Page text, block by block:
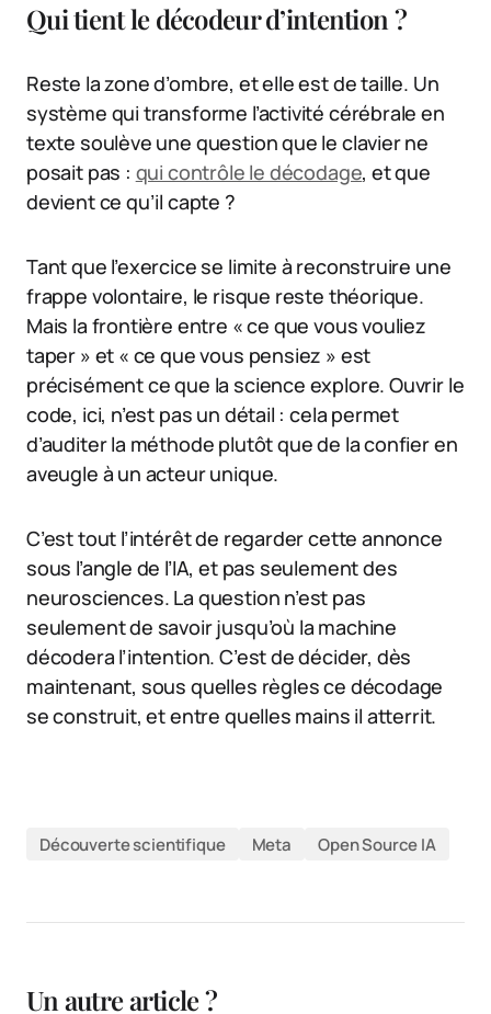
Qui tient le décodeur d’intention ?
Reste la zone d’ombre, et elle est de taille. Un
système qui transforme l’activité cérébrale en
texte soulève une question que le clavier ne
posait pas : qui contrôle le décodage, et que
devient ce qu’il capte ?
Tant que l’exercice se limite à reconstruire une
frappe volontaire, le risque reste théorique.
Mais la frontière entre « ce que vous vouliez
taper » et « ce que vous pensiez » est
précisément ce que la science explore. Ouvrir le
code, ici, n’est pas un détail : cela permet
d’auditer la méthode plutôt que de la confier en
aveugle à un acteur unique.
C’est tout l’intérêt de regarder cette annonce
sous l’angle de l’IA, et pas seulement des
neurosciences. La question n’est pas
seulement de savoir jusqu’où la machine
décodera l’intention. C’est de décider, dès
maintenant, sous quelles règles ce décodage
se construit, et entre quelles mains il atterrit.
Découverte scientifique Meta Open Source IA
Un autre article ?